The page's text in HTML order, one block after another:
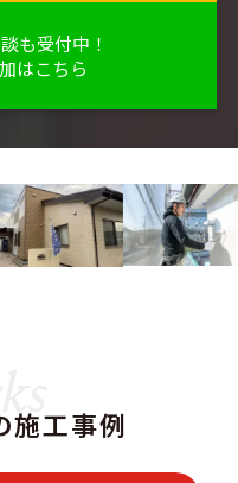
も受付中！
はこちら
施工事例